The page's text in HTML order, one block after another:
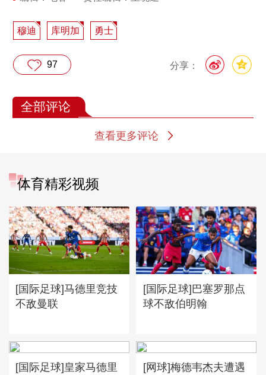
穆迪 库明加 勇士
分享：
97
全部评论
查看更多评论
体育精彩视频
[国际足球]马德里竞技
不敌曼联
[国际足球]巴塞罗那点
球不敌伯明翰
[国际足球]皇家马德里
[网球]梅德韦杰夫遭遇